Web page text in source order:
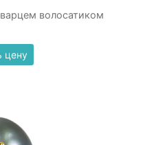
волосатиком
цену